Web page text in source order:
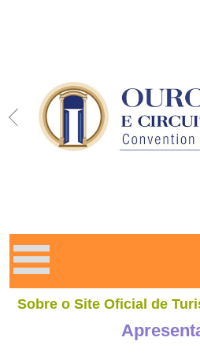
Sobre o Site Oficial de